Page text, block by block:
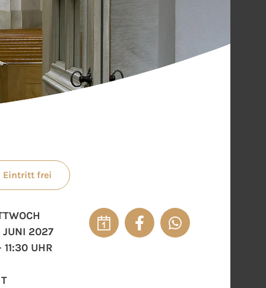
Eintritt frei
JUNI 2027
11:30 UHR